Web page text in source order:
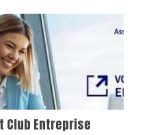
Club Entreprise